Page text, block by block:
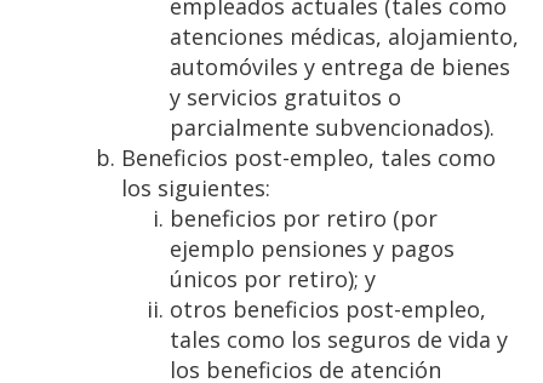
atenciones médicas, alojamiento,
automóviles y entrega de bienes
y servicios gratuitos o
parcialmente subvencionados).
Beneficios post-empleo, tales como
los siguientes:
beneficios por retiro (por
ejemplo pensiones y pagos
únicos por retiro); y
otros beneficios post-empleo,
tales como los seguros de vida y
los beneficios de atención